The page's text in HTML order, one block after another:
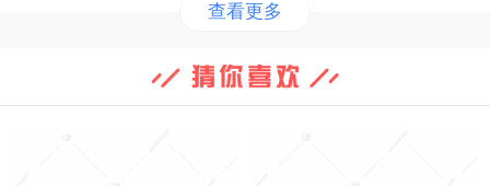
查看更多